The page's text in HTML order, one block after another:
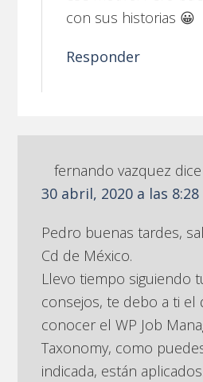
con sus historias 😀
Responder
fernando vazquez dice
30 abril, 2020 a las 8:28
Pedro buenas tardes,
Cd de México.
Llevo tiempo siguiendo
consejos, te debo a ti el
conocer el WP Job
Taxonomy, como
indicada, están aplicados.